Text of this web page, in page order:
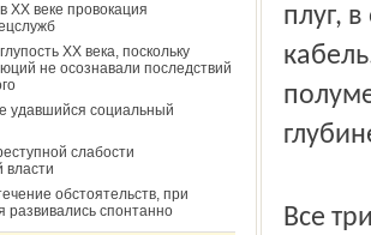
ХХ веке провокация
ХХ века, поскольку
не осознавали последствий
удавшийся социальный
слабости
власти
обстоятельств, при
развивались спонтанно
плуг,
Все